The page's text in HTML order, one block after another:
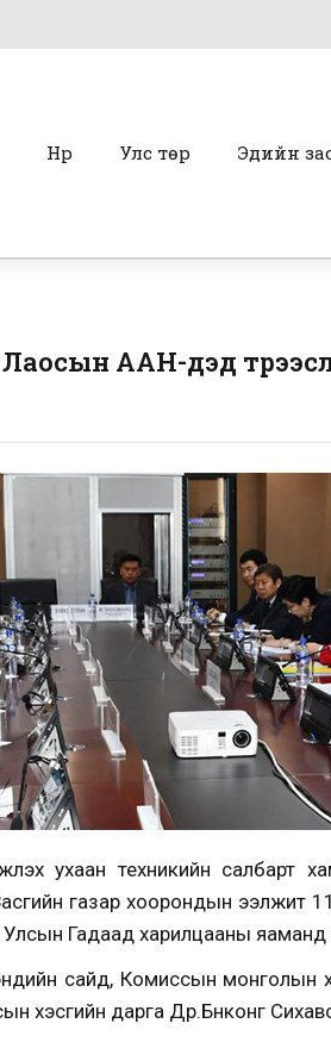
Нүүр Улс төр Эдийн
ААН-үүдэд
ухаан техникийн салбарт
газар хоорондын ээлжит
Гадаад харилцааны яаманд
сайд, Комиссын монголын
хэсгийн дарга Др.Бүнконг